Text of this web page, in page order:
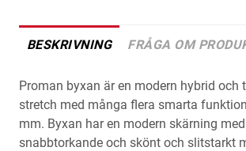
BESKRIVNING FRÅGA OM
Proman byxan är en modern hybrid
stretch med många flera smarta
mm. Byxan har en modern skärning
snabbtorkande och skönt och slitstarkt